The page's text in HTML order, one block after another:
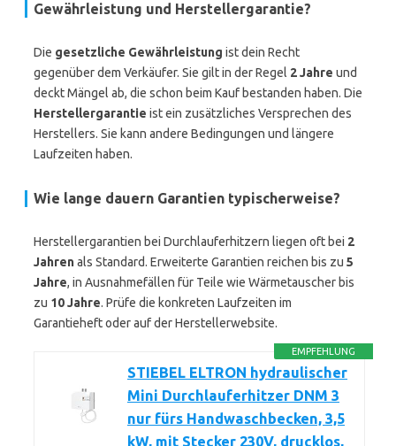
Gewährleistung und Herstellergarantie?
Die gesetzliche Gewährleistung ist dein Recht
gegenüber dem Verkäufer. Sie gilt in der Regel 2 Jahre und
deckt Mängel ab, die schon beim Kauf bestanden haben. Die
Herstellergarantie ist ein zusätzliches Versprechen des
Herstellers. Sie kann andere Bedingungen und längere
Laufzeiten haben.
Wie lange dauern Garantien typischerweise?
Herstellergarantien bei Durchlauferhitzern liegen oft bei 2
Jahrenals Standard. Erweiterte Garantien reichen bis zu 5
Jahre, in Ausnahmefällen für Teile wie Wärmetauscher bis
zu 10 Jahre. Prüfe die konkreten Laufzeiten im
Garantieheft oder auf der Herstellerwebsite.
EMPFEHLUNG
STIEBEL ELTRON hydraulischer
Mini Durchlauferhitzer DNM 3
nur fürs Handwaschbecken, 3,5
kW, mit Stecker 230V, drucklos,